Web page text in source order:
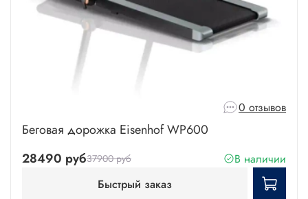
0 отзывов
Беговая дорожка Eisenhof WP600
28490 руб37900 руб
В наличии
Быстрый заказ